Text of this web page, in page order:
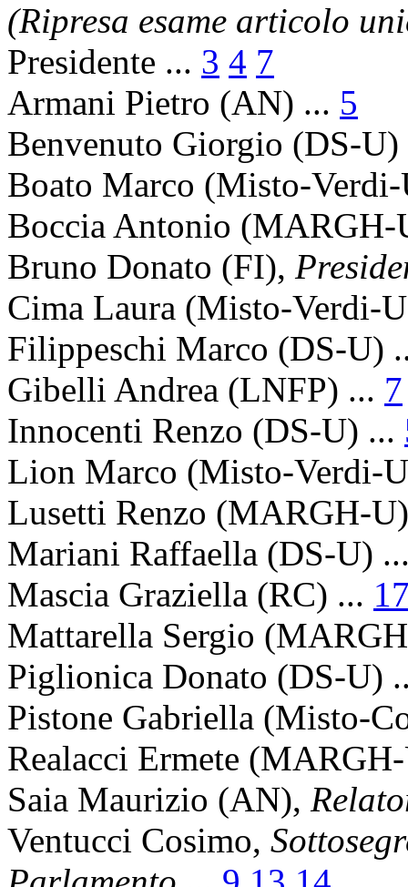
(Ripresa esame articolo
Presidente ... 3 4 7
Armani Pietro (AN) ... 5
Benvenuto Giorgio (DS-
Boato Marco (Misto-
Boccia Antonio
Bruno Donato (FI),
Cima Laura (Misto-Verdi-
Filippeschi Marco (DS-U)
Gibelli Andrea (LNFP) ... 7
Innocenti Renzo (DS-U) ...
Lion Marco (Misto-Verdi-
Lusetti Renzo (MARGH-
Mariani Raffaella (DS-U)
Mascia Graziella (RC) ...
Mattarella Sergio
Piglionica Donato (DS-U)
Pistone Gabriella (Misto-
Realacci Ermete
Saia Maurizio (AN),
Ventucci Cosimo,